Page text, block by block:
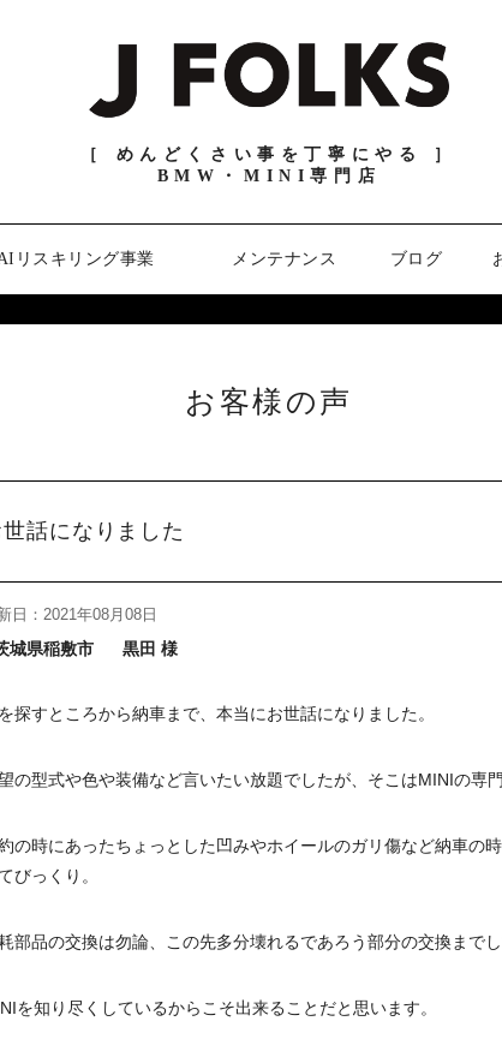
［ めんどくさい事を丁寧にやる ］
BMW・MINI専門店
リスキリング事業 メンテナンス ブログ
お客様の声
話になりました
日：2021年08月08日
城県稲敷市 黒田 様
探すところから納車まで、本当にお世話になりました。
の型式や色や装備など言いたい放題でしたが、そこはMINIの専
の時にあったちょっとした凹みやホイールのガリ傷など納車の
びっくり。
部品の交換は勿論、この先多分壊れるであろう部分の交換までし
を知り尽くしているからこそ出来ることだと思います。